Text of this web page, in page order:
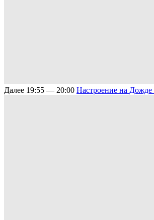
Далее 19:55 — 20:00 Настроение на Дожде